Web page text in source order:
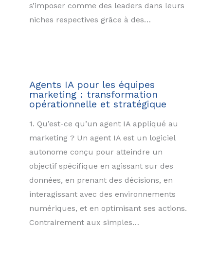
s’imposer comme des leaders dans leurs
niches respectives grâce à des…
Agents IA pour les équipes
marketing : transformation
opérationnelle et stratégique
1. Qu’est-ce qu’un agent IA appliqué au
marketing ? Un agent IA est un logiciel
autonome conçu pour atteindre un
objectif spécifique en agissant sur des
données, en prenant des décisions, en
interagissant avec des environnements
numériques, et en optimisant ses actions.
Contrairement aux simples…